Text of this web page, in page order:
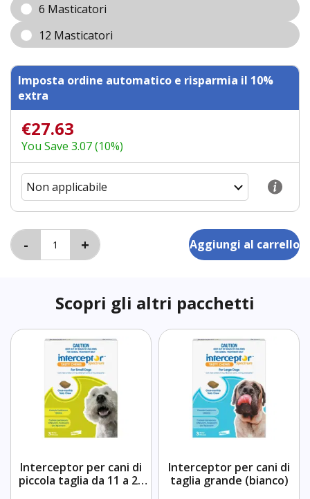
6 Masticatori
12 Masticatori
Imposta ordine automatico e risparmia il 10%
extra
€27.63
You Save 3.07 (10%)
Scopri gli altri pacchetti
Interceptor per cani di
piccola taglia da 11 a 25
Interceptor per cani di
taglia grande (bianco)